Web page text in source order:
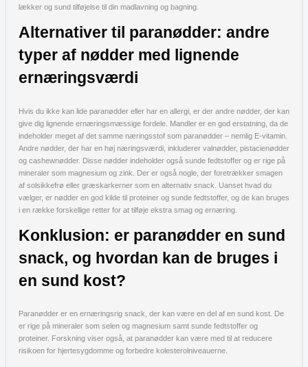
lækker og sund tilføjelse til din madlavning og bagning.
Alternativer til paranødder: andre
typer af nødder med lignende
ernæringsværdi
Hvis du ikke kan lide paranødder eller har en allergi, er der andre nødder, der kan
give dig lignende ernæringsmæssige fordele. Mandler er en god erstatning, da de
indeholder meget af det samme næringsstof som paranødder – nemlig E-vitamin.
Andre nødder, der har en høj næringsværdi, inkluderer valnødder, pistacienødder
og cashewnødder. Disse nødder indeholder også sunde fedtstoffer og er rige på
mineraler som magnesium og zink. Der er også nogle, der foretrækker smagen
af solsikkefrø eller græskarkerner som en alternativ snack. Uanset hvad du
vælger, er nødder en god kilde til proteiner og sunde fedtstoffer, og de kan bruges
i en række forskellige retter for at tilføje ekstra smag og ernæring.
Konklusion: er paranødder en sund
snack, og hvordan kan de bruges i
en sund kost?
Paranødder er en ernæringsrig snack, der kan være en del af en sund kost. De
er rige på mineraler som selen og magnesium samt sunde fedtstoffer og
proteiner. Forskning viser også, at paranødder kan være med til at reducere
risikoen for hjertesygdomme og forbedre kolesterolniveauerne.